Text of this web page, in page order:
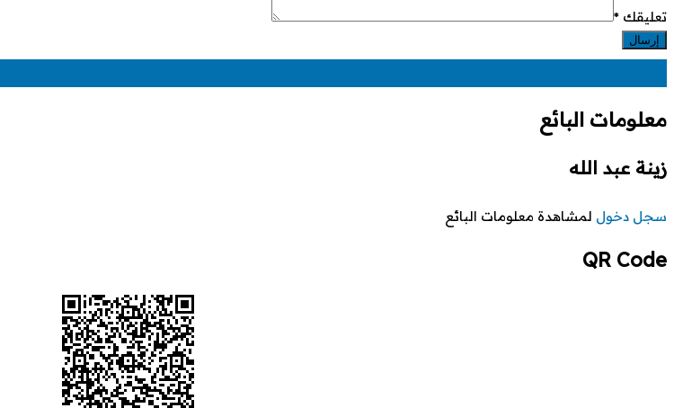
تعليقك *
معلومات البائع
زينة عبد الله
سجل دخول لمشاهدة معلومات البائع
QR Code